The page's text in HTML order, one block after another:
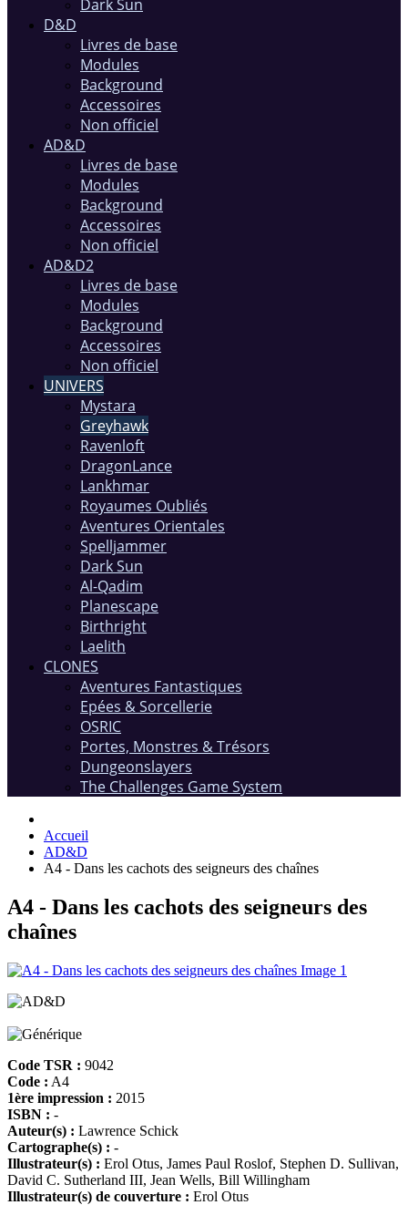
Dark Sun
D&D
Livres de base
Modules
Background
Accessoires
Non officiel
AD&D
Livres de base
Modules
Background
Accessoires
Non officiel
AD&D2
Livres de base
Modules
Background
Accessoires
Non officiel
UNIVERS
Mystara
Greyhawk
Ravenloft
DragonLance
Lankhmar
Royaumes Oubliés
Aventures Orientales
Spelljammer
Dark Sun
Al-Qadim
Planescape
Birthright
Laelith
CLONES
Aventures Fantastiques
Epées & Sorcellerie
OSRIC
Portes, Monstres & Trésors
Dungeonslayers
The Challenges Game System
Accueil
AD&D
A4 - Dans les cachots des seigneurs des chaînes
A4 - Dans les cachots des seigneurs des
chaînes
Code TSR : 9042
Code : A4
1ère impression : 2015
ISBN : -
Auteur(s) : Lawrence Schick
Cartographe(s) : -
Illustrateur(s) : Erol Otus, James Paul Roslof, Stephen D. Sullivan,
David C. Sutherland III, Jean Wells, Bill Willingham
Illustrateur(s) de couverture : Erol Otus